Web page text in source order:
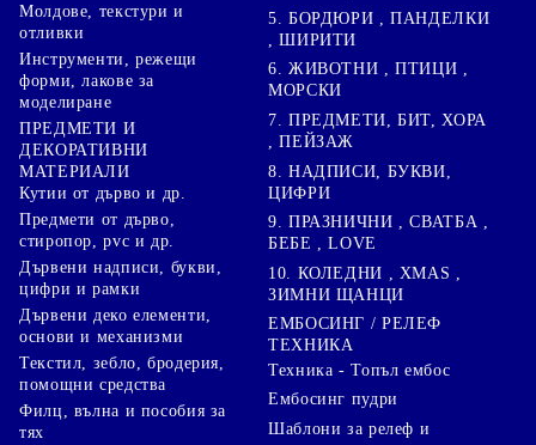
Молдове, текстури и
отливки
Инструменти, режещи
форми, лакове за
моделиране
ПРЕДМЕТИ И
ДЕКОРАТИВНИ
МАТЕРИАЛИ
Кутии от дърво и др.
Предмети от дърво,
стиропор, pvc и др.
Дървени надписи, букви,
цифри и рамки
Дървени деко елементи,
основи и механизми
Текстил, зебло, бродерия,
помощни средства
Филц, вълна и пособия за
тях
5. БОРДЮРИ , ПАНДЕЛКИ
, ШИРИТИ
6. ЖИВОТНИ , ПТИЦИ ,
МОРСКИ
7. ПРЕДМЕТИ, БИТ, ХОРА
, ПЕЙЗАЖ
8. НАДПИСИ, БУКВИ,
ЦИФРИ
9. ПРАЗНИЧНИ , СВАТБА ,
БЕБЕ , LOVE
10. КОЛЕДНИ , XMAS ,
ЗИМНИ ЩАНЦИ
ЕМБОСИНГ / РЕЛЕФ
ТЕХНИКА
Техника - Топъл ембос
Ембосинг пудри
Шаблони за релеф и